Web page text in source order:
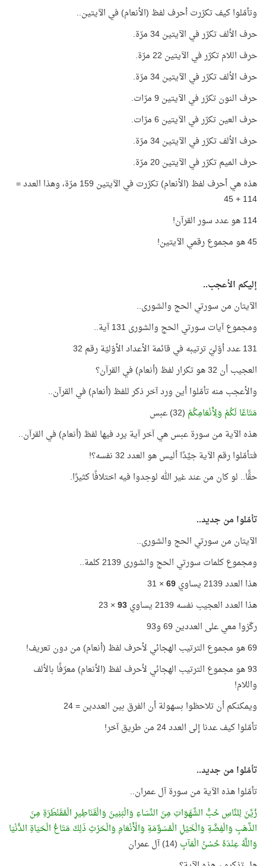
وتأمّلوا كيف تكرّرت أحرف لفظ (الأنعام) في الآيتين..
حرف الألف تكرّر في الآيتين 34 مرّة.
حرف اللام تكرّر في الآيتين 22 مرّة.
حرف الألف تكرّر في الآيتين 34 مرّة.
حرف النون تكرّر في الآيتين 9 مرّات.
حرف العين تكرّر في الآيتين 6 مرّات.
حرف الألف تكرّر في الآيتين 34 مرّة.
حرف الميم تكرّر في الآيتين 20 مرّة.
هذه هي أحرف لفظ (الأنعام) تكرّرت في الآيتين 159 مرّة، وهذا العدد =
114 + 45
114 هو عدد سور القرآن!
45 هو مجموع رقمي الآيتين!
إليكم الأعجب..
الآيتان من سورتي الحج والشورى..
ومجموع آيات سورتي الحج والشورى 131 آية..
131 عدد أوّليّ ترتيبه في قائمة الأعداد الأوّليّة رقم 32
العجيب أن 32 هو تكرار لفظ (أنعام) في القرآن؟
والأعجب منه تأمّلوا أين ورد آخر ذكر للفظ (أنعام) في القرآن..
مَتَاعًا لَكُمْ وَلِأَنْعَامِكُمْ (32) عبس
هذه الآية من سورة عبس هي آخر آية يرد فيها لفظ (أنعام) في القرآن..
فتأمّلوا رقم الآية جيِّدًا أليس هو العدد 32 نفسه؟!
حقًّا.. لو كان من عند غير الله لوجدوا فيه اختلافًا كثيرًا.
تأمّلوا من جديد..
الآيتان من سورتي الحج والشورى..
ومجموع كلمات سورتي الحج والشورى 2139 كلمة..
هذا العدد 2139 يساوي
69
× 31
هذا العدد العجيب نفسه 2139 يساوي
93
× 23
ركّزوا معي على العددين 69 و93
69 هو مجموع الترتيب الهجائي لأحرف لفظ (أنعام) من دون تعريف!
93 هو مجموع الترتيب الهجائي لأحرف لفظ (الأنعام) معرّفًا بالألف
واللام!
ويمكنكم أن تلاحظوا بسهولة أن الفرق بين العددين = 24
تأمّلوا كيف عدنا إلى العدد 24 من طريق آخر!
تأمّلوا من جديد..
تأمّلوا هذه الآية من سورة آل عمران..
زُيِّنَ لِلنَّاسِ حُبُّ الشَّهَوَاتِ مِنَ النِّسَاءِ وَالْبَنِينَ وَالْقَنَاطِيرِ الْمُقَنْطَرَةِ مِنَ
الذَّهَبِ وَالْفِضَّةِ وَالْخَيْلِ الْمُسَوَّمَةِ وَالْأَنْعَامِ وَالْحَرْثِ ذَلِكَ مَتَاعُ الْحَيَاةِ الدُّنْيَا
وَاللَّهُ عِنْدَهُ حُسْنُ الْمَآبِ (14) آل عمران